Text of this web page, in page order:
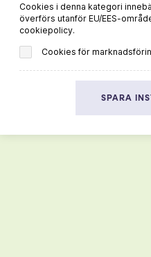
MER
Du hittar fler goda recept
systersajt
Cookies i denna kategori
överförs utanför EU/EES-
cookiepolicy.
Cookies för
SPARA